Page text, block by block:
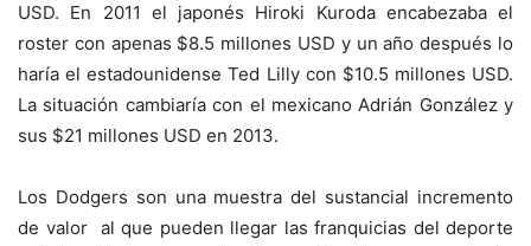
USD. En 2011 el japonés Hiroki Kuroda encabezaba el
roster con apenas $8.5 millones USD y un año después lo
haría el estadounidense Ted Lilly con $10.5 millones USD.
La situación cambiaría con el mexicano Adrián González y
sus $21 millones USD en 2013.
Los Dodgers son una muestra del sustancial incremento
de valor al que pueden llegar las franquicias del deporte